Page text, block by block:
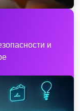
и